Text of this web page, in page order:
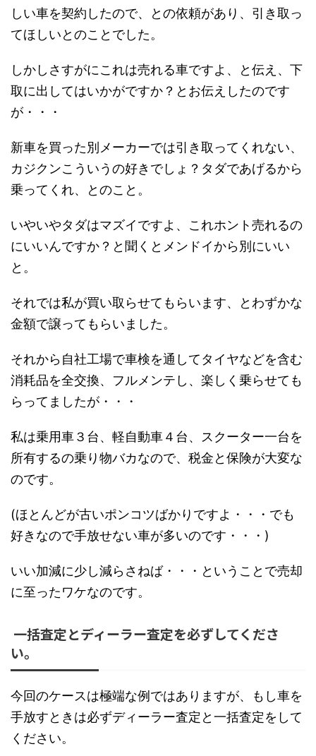
しい車を契約したので、との依頼があり、引き取っ
てほしいとのことでした。
しかしさすがにこれは売れる車ですよ、と伝え、下
取に出してはいかがですか？とお伝えしたのです
が・・・
新車を買った別メーカーでは引き取ってくれない、
カジクンこういうの好きでしょ？タダであげるから
乗ってくれ、とのこと。
いやいやタダはマズイですよ、これホント売れるの
にいいんですか？と聞くとメンドイから別にいい
と。
それでは私が買い取らせてもらいます、とわずかな
金額で譲ってもらいました。
それから自社工場で車検を通してタイヤなどを含む
消耗品を全交換、フルメンテし、楽しく乗らせても
らってましたが・・・
私は乗用車３台、軽自動車４台、スクーター一台を
所有するの乗り物バカなので、税金と保険が大変な
のです。
(ほとんどが古いポンコツばかりですよ・・・でも
好きなので手放せない車が多いのです・・・)
いい加減に少し減らさねば・・・ということで売却
に至ったワケなのです。
一括査定とディーラー査定を必ずしてくださ
い。
今回のケースは極端な例ではありますが、もし車を
手放すときは必ずディーラー査定と一括査定をして
ください。